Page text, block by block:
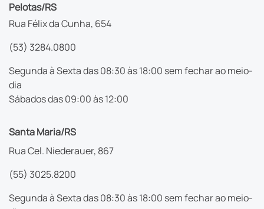
Pelotas/RS
Rua Félix da Cunha, 654
(53) 3284.0800
Segunda à Sexta das 08:30 às 18:00 sem fechar ao meio-
dia
Sábados das 09:00 às 12:00
Santa Maria/RS
Rua Cel. Niederauer, 867
(55) 3025.8200
Segunda à Sexta das 08:30 às 18:00 sem fechar ao meio-